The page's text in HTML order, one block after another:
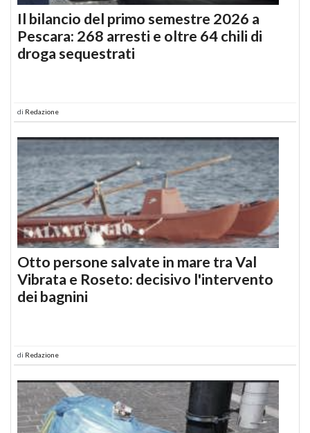
Il bilancio del primo semestre 2026 a
Pescara: 268 arresti e oltre 64 chili di
droga sequestrati
di Redazione
Otto persone salvate in mare tra Val
Vibrata e Roseto: decisivo l'intervento
dei bagnini
di Redazione